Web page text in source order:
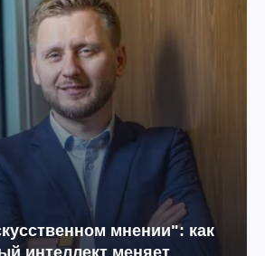
мнении": как
интеллект меняет